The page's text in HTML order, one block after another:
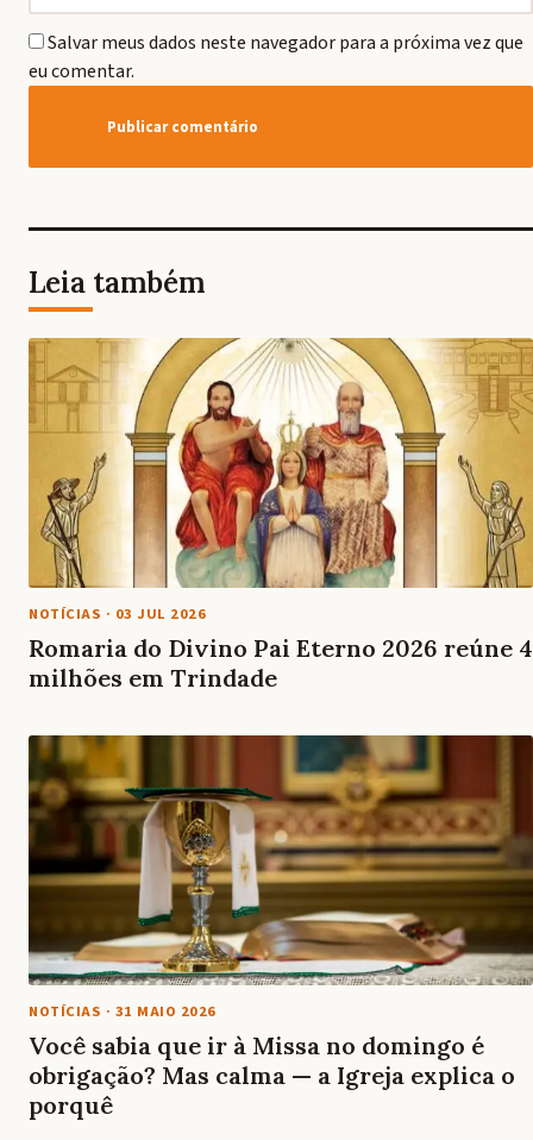
Salvar meus dados neste navegador para a próxima vez que
eu comentar.
Leia também
NOTÍCIAS · 03 JUL 2026
Romaria do Divino Pai Eterno 2026 reúne 4
milhões em Trindade
NOTÍCIAS · 31 MAIO 2026
Você sabia que ir à Missa no domingo é
obrigação? Mas calma — a Igreja explica o
porquê